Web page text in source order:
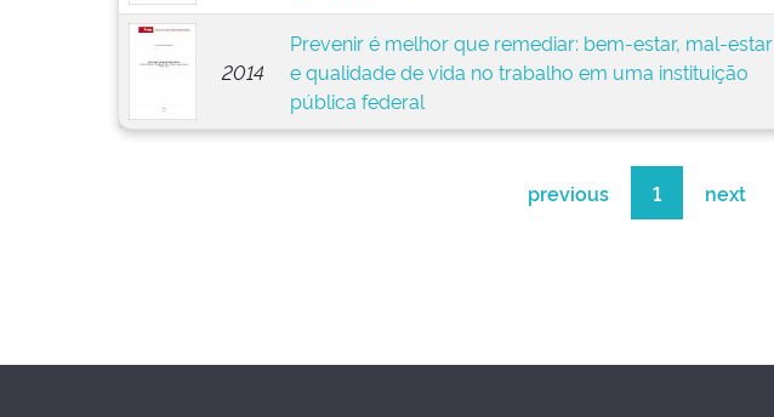
2014
Prevenir é melhor que remediar: bem-estar, mal-estar
e qualidade de vida no trabalho em uma instituição
pública federal
previous 1 next